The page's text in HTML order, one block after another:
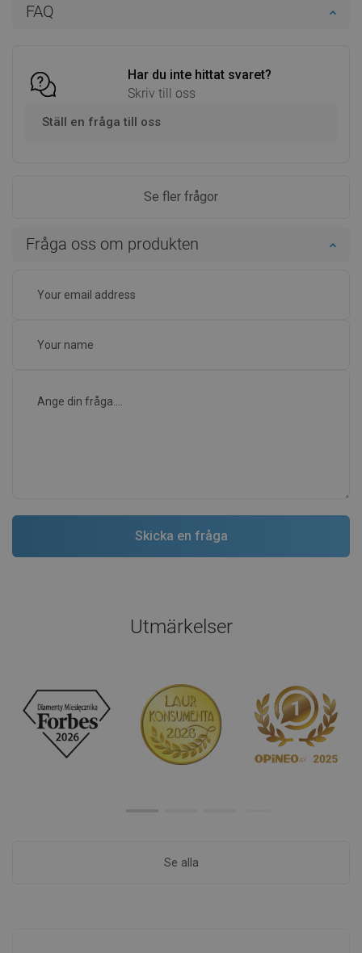
FAQ
Har du inte hittat svaret?
Skriv till oss
Ställ en fråga till oss
Se fler frågor
Fråga oss om produkten
Utmärkelser
Se alla